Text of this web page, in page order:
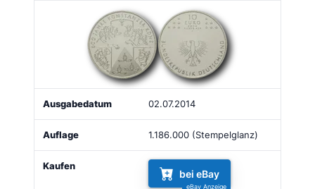
02.07.2014
1.186.000 (Stempelglanz)
bei eBay